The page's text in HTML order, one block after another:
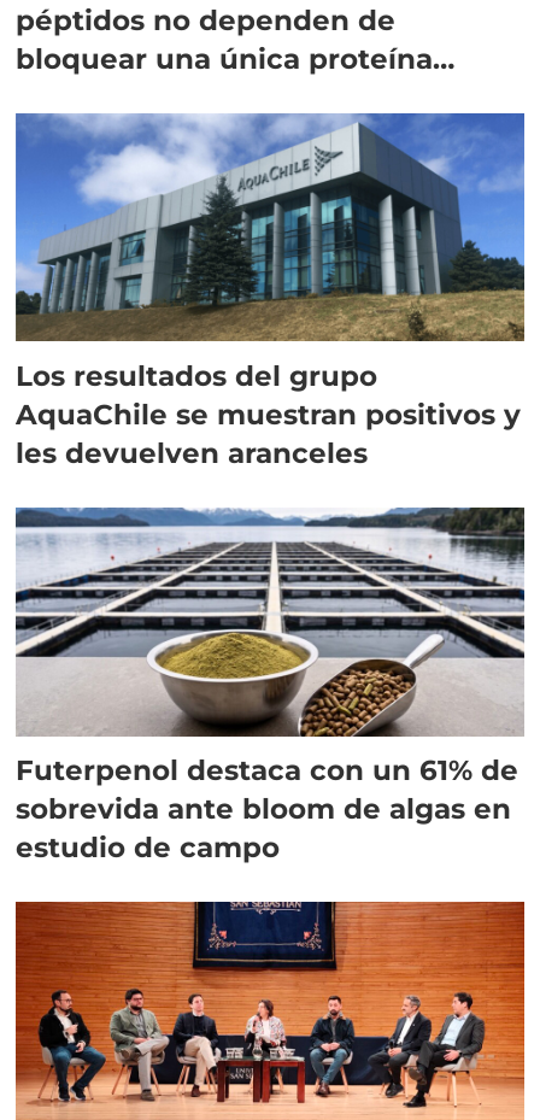
péptidos no dependen de
bloquear una única proteína
Los resultados del grupo
AquaChile se muestran positivos y
les devuelven aranceles
Futerpenol destaca con un 61% de
sobrevida ante bloom de algas en
estudio de campo